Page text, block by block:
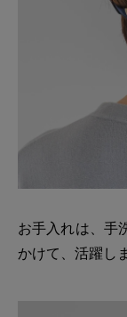
お手入れは、手
かけて、活躍し